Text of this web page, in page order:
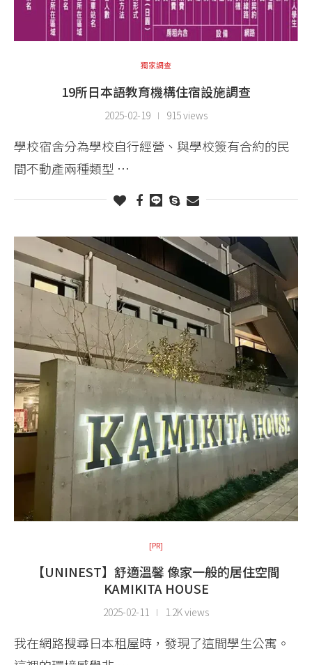
獨家調查
19所日本語教育機構住宿設施調查
2025-02-19 915 views
學校宿舍分為學校自行經營、與學校簽有合約的民
間不動產兩種類型 …
[PR]
【UNINEST】舒適溫馨 像家一般的居住空間
KAMIKITA HOUSE
2025-02-11 1.2K views
我在網路搜尋日本租屋時，發現了這間學生公寓。